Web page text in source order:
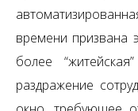
времени призвана
более
раздражение